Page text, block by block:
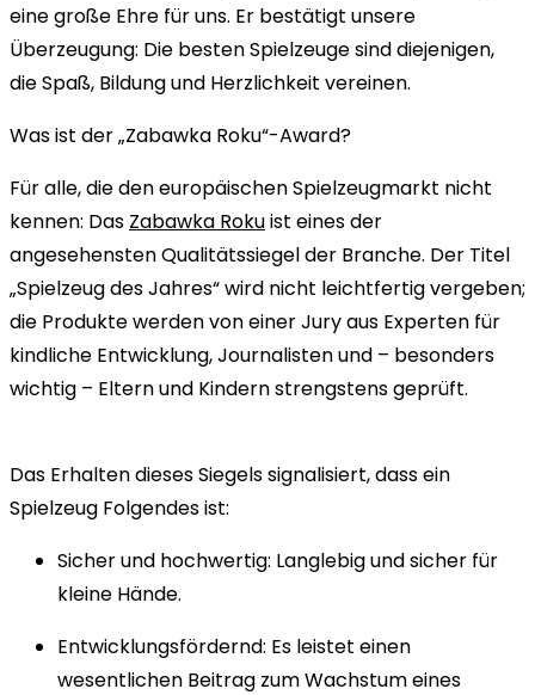
eine große Ehre für uns. Er bestätigt unsere
Überzeugung: Die besten Spielzeuge sind diejenigen,
die Spaß, Bildung und Herzlichkeit vereinen.
Was ist der „Zabawka Roku“-Award?
Für alle, die den europäischen Spielzeugmarkt nicht
kennen: Das Zabawka Rokuist eines der
angesehensten Qualitätssiegel der Branche. Der Titel
„Spielzeug des Jahres“ wird nicht leichtfertig vergeben;
die Produkte werden von einer Jury aus Experten für
kindliche Entwicklung, Journalisten und – besonders
wichtig – Eltern und Kindern strengstens geprüft.
Das Erhalten dieses Siegels signalisiert, dass ein
Spielzeug Folgendes ist:
Sicher und hochwertig: Langlebig und sicher für
kleine Hände.
Entwicklungsfördernd: Es leistet einen
wesentlichen Beitrag zum Wachstum eines